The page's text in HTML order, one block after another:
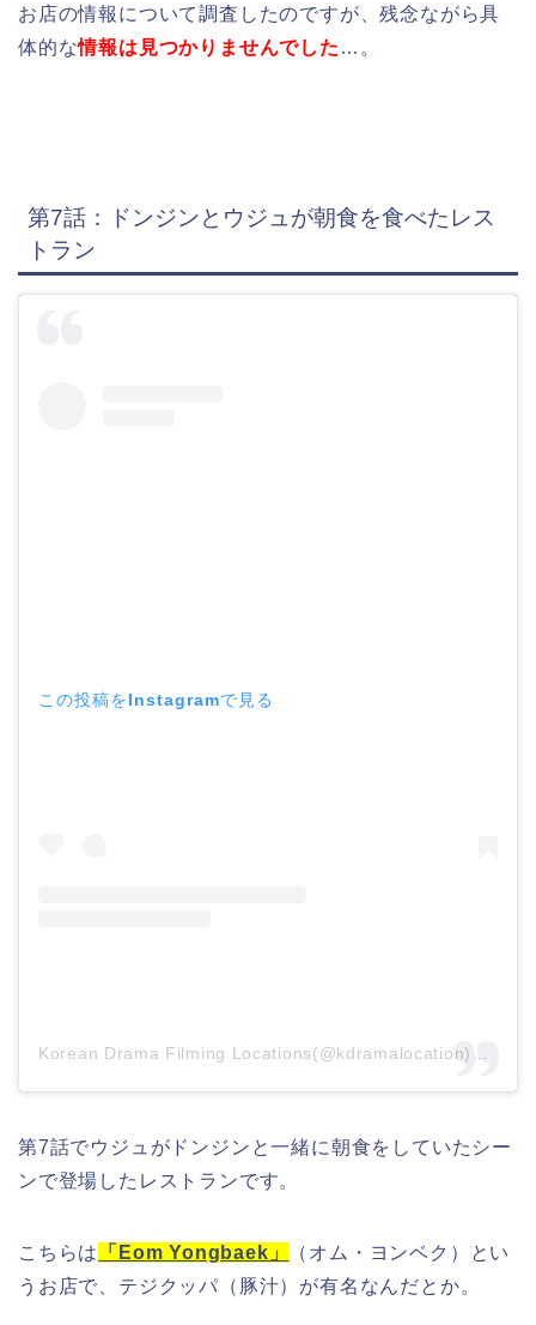
お店の情報について調査したのですが、残念ながら具
体的な情報は見つかりませんでした …。
第7話：ドンジンとウジュが朝食を食べたレス
トラン
この投稿をInstagramで見る
Korean Drama Filming Locations(@kdramalocation)がシェアした投稿
第7話でウジュがドンジンと一緒に朝食をしていたシー
ンで登場したレストランです。
こちらは 「Eom Yongbaek」
（オム・ヨンベク）とい
うお店で、テジクッパ（豚汁）が有名なんだとか。